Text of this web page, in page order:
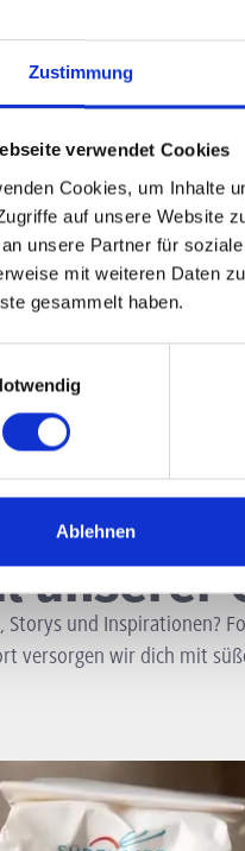
Zustimmung
verwendet Cookies
Cookies, um Inhalte
auf unsere Website
unsere Partner für
mit weiteren Daten
gesammelt haben.
Ablehnen
Media
unserer
Storys und Inspirationen?
versorgen wir dich mit